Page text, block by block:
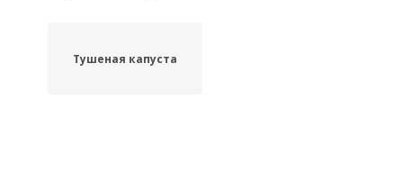
Тушеная капуста